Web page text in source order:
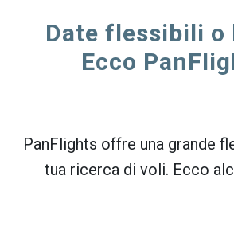
Date flessibili o
Ecco
PanFlights offre una grande
tua ricerca di voli. Ecco